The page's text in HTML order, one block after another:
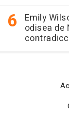
Emily
odisea de